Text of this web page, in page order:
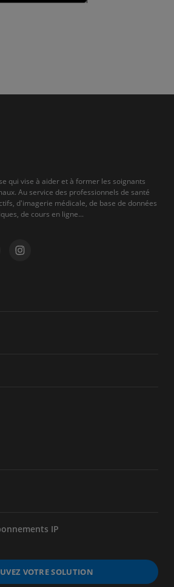
qui vise à aider et à former les soignants
Au service des professionnels de santé
d'imagerie médicale, de base de données
de cours en ligne...
IP
VOTRE SOLUTION